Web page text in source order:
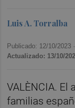
Luis A. Torralba
Publicado: 12/10/2023 ·
Actualizado: 13/10/
VALÈNCIA. El
familias